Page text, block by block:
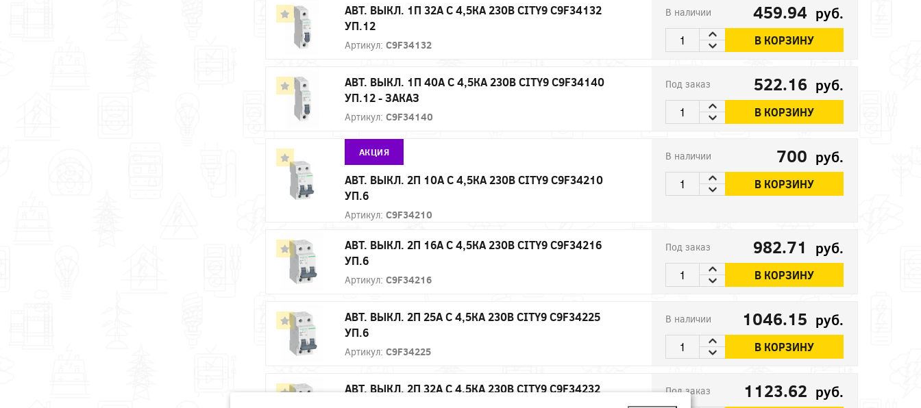
АВТ. ВЫКЛ. 1П 32А С 4,5КА 230В CITY9 C9F34132
УП.12
Артикул: C9F34132
В наличии 459.94 руб.
В КОРЗИНУ
АВТ. ВЫКЛ. 1П 40А С 4,5КА 230В CITY9 C9F34140
УП.12 - ЗАКАЗ
Артикул: C9F34140
Под заказ 522.16 руб.
В КОРЗИНУ
АКЦИЯ
АВТ. ВЫКЛ. 2П 10А С 4,5КА 230В CITY9 C9F34210
УП.6
Артикул: C9F34210
В наличии 700 руб.
В КОРЗИНУ
АВТ. ВЫКЛ. 2П 16А С 4,5КА 230В CITY9 C9F34216
УП.6
Артикул: C9F34216
Под заказ 982.71 руб.
В КОРЗИНУ
АВТ. ВЫКЛ. 2П 25А С 4,5КА 230В CITY9 C9F34225
УП.6
Артикул: C9F34225
В наличии 1046.15 руб.
В КОРЗИНУ
АВТ. ВЫКЛ. 2П 32А С 4,5КА 230В CITY9 C9F34232
Под заказ 1123.62 руб.